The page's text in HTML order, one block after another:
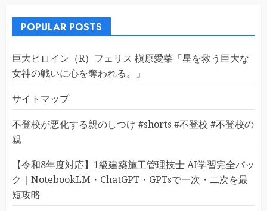
POPULAR POSTS
巨大ヒロイン（R）フェリス 槇原愛菜「星を救う巨大な
女神の戦いに心を奪われる。」
サイトマップ
不登校が悪化する親のしつけ #shorts #不登校 #不登校の
親
【令和8年度対応】1級建築施工管理技士 AI学習完全パッ
ク｜NotebookLM・ChatGPT・GPTsで一次・二次を最
短攻略